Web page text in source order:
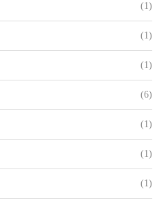
(1)
(1)
(1)
(6)
(1)
(1)
(1)